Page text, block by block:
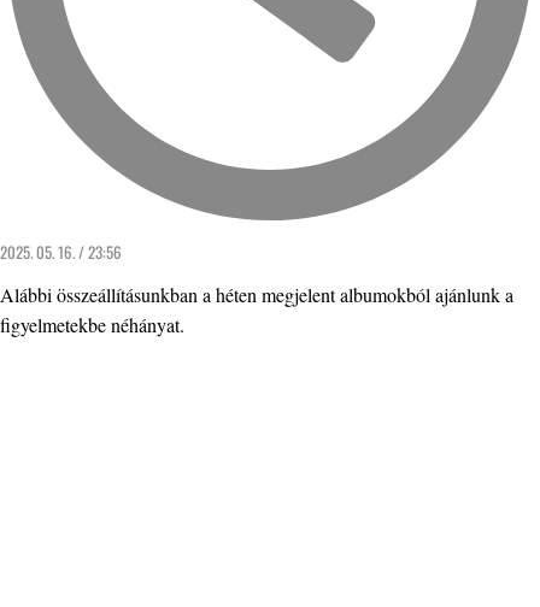
2025. 05. 16. / 23:56
Alábbi összeállításunkban a héten megjelent albumokból ajánlunk a
figyelmetekbe néhányat.